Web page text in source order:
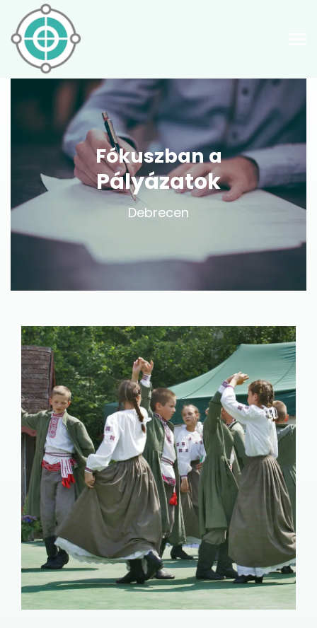
Fókuszban a
Pályázatok
Debrecen